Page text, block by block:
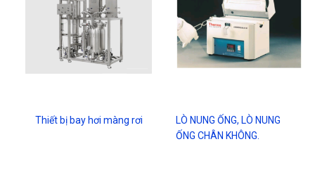
Thiết bị bay hơi màng rơi
LÒ NUNG ỐNG, LÒ NUNG
ỐNG CHÂN KHÔNG.